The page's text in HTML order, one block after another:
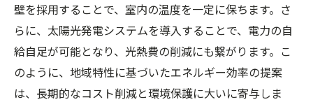
壁を採用することで、室内の温度を一定に保ちます。さ
らに、太陽光発電システムを導入することで、電力の自
給自足が可能となり、光熱費の削減にも繋がります。こ
のように、地域特性に基づいたエネルギー効率の提案
は、長期的なコスト削減と環境保護に大いに寄与しま